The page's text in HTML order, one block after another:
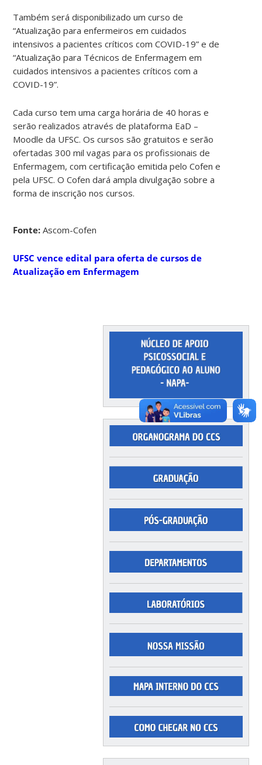
Também será disponibilizado um curso de
“Atualização para enfermeiros em cuidados
intensivos a pacientes críticos com COVID-19” e de
“Atualização para Técnicos de Enfermagem em
cuidados intensivos a pacientes críticos com a
COVID-19”.
Cada curso tem uma carga horária de 40 horas e
serão realizados através de plataforma EaD –
Moodle da UFSC. Os cursos são gratuitos e serão
ofertadas 300 mil vagas para os profissionais de
Enfermagem, com certificação emitida pelo Cofen e
pela UFSC. O Cofen dará ampla divulgação sobre a
forma de inscrição nos cursos.
Fonte: Ascom-Cofen
UFSC vence edital para oferta de cursos de
Atualização em Enfermagem